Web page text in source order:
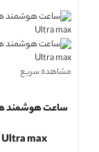
مشاهده سریع
max